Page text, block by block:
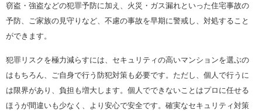
窃盗・強盗などの犯罪予防に加え、火災・ガス漏れといった住宅事故の
予防、ご家族の見守りなど、不慮の事故を早期に警戒し、対処すること
ができます。
犯罪リスクを極力減らすには、セキュリティの高いマンションを選ぶの
はもちろん、ご自身で行う防犯対策も必要です。ただし、個人で行うに
は限界があり、負担も増大します。個人でできないことはプロに任せる
ほうが間違いも少なく、より安心で安全です。確実なセキュリティ対策